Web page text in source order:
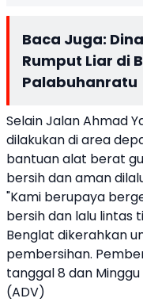
Baca Juga:
Rumput Liar di
Palabuhanratu
Selain Jalan Ahmad
dilakukan di area
bantuan alat berat
bersih dan aman
"Kami berupaya
bersih dan lalu lintas
Benglat dikerahkan
pembersihan.
tanggal 8 dan
(ADV)